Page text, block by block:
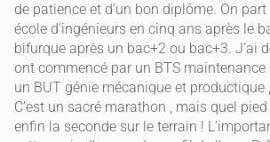
de patience et d’un bon diplôme. On
école d’ingénieurs en cinq ans après le
bifurque après un bac+2 ou bac+3. J’ai
ont commencé par un BTS maintenance
un BUT génie mécanique et productique
C’est un sacré marathon , mais quel
enfin la seconde sur le terrain !